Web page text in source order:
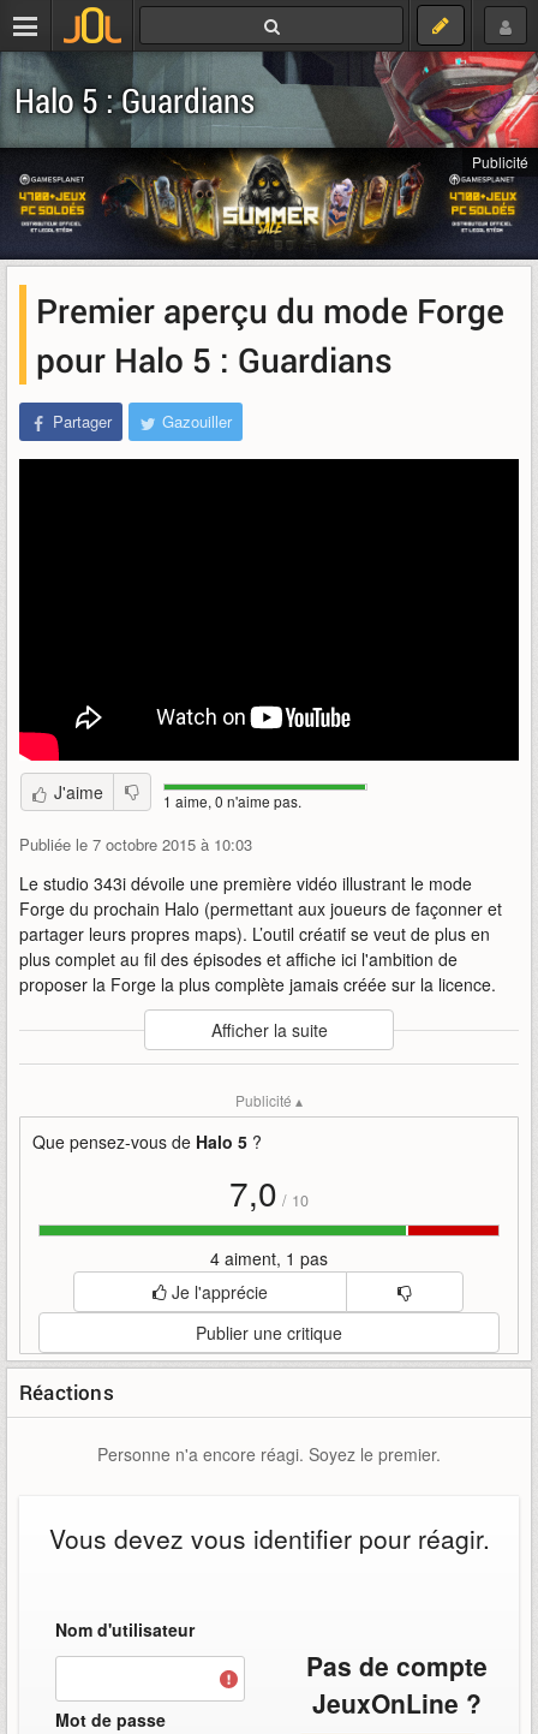
Halo 5 : Guardians
Publicité
Premier aperçu du mode Forge
pour Halo 5 : Guardians
Partager Gazouiller
J'aime 1 aime, 0 n'aime pas.
Publiée le 7 octobre 2015 à 10:03
Le studio 343i dévoile une première vidéo illustrant le mode
Forge du prochain Halo (permettant aux joueurs de façonner et
partager leurs propres maps). L’outil créatif se veut de plus en
plus complet au fil des épisodes et affiche ici l'ambition de
proposer la Forge la plus complète jamais créée sur la licence.
Auteur
: Rockin'
Afficher la suite
Publicité ▴
Que pensez-vous de Halo 5 ?
7,0 / 10
4 aiment, 1 pas
Je l'apprécie
Publier une critique
Réactions
Personne n'a encore réagi. Soyez le premier.
Vous devez vous identifier pour réagir.
Nom d'utilisateur
Mot de passe
Pas de compte
JeuxOnLine ?